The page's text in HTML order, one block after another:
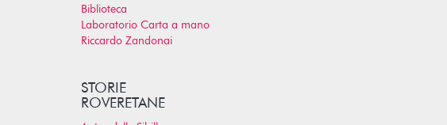
Biblioteca
Laboratorio Carta a mano
Riccardo Zandonai
STORIE
ROVERETANE